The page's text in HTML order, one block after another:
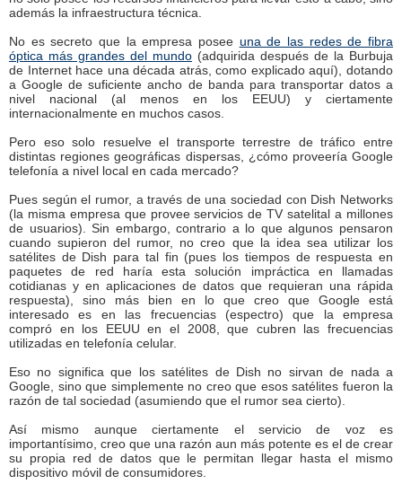
además la infraestructura técnica.
No es secreto que la empresa posee una de las redes de fibra
óptica más grandes del mundo (adquirida después de la Burbuja
de Internet hace una década atrás, como explicado aquí), dotando
a Google de suficiente ancho de banda para transportar datos a
nivel nacional (al menos en los EEUU) y ciertamente
internacionalmente en muchos casos.
Pero eso solo resuelve el transporte terrestre de tráfico entre
distintas regiones geográficas dispersas, ¿cómo proveería Google
telefonía a nivel local en cada mercado?
Pues según el rumor, a través de una sociedad con Dish Networks
(la misma empresa que provee servicios de TV satelital a millones
de usuarios). Sin embargo, contrario a lo que algunos pensaron
cuando supieron del rumor, no creo que la idea sea utilizar los
satélites de Dish para tal fin (pues los tiempos de respuesta en
paquetes de red haría esta solución impráctica en llamadas
cotidianas y en aplicaciones de datos que requieran una rápida
respuesta), sino más bien en lo que creo que Google está
interesado es en las frecuencias (espectro) que la empresa
compró en los EEUU en el 2008, que cubren las frecuencias
utilizadas en telefonía celular.
Eso no significa que los satélites de Dish no sirvan de nada a
Google, sino que simplemente no creo que esos satélites fueron la
razón de tal sociedad (asumiendo que el rumor sea cierto).
Así mismo aunque ciertamente el servicio de voz es
importantísimo, creo que una razón aun más potente es el de crear
su propia red de datos que le permitan llegar hasta el mismo
dispositivo móvil de consumidores.